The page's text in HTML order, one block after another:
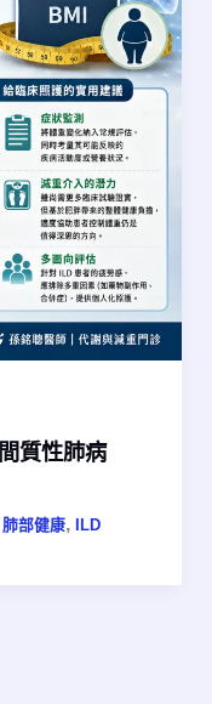
質性肺病
肺部健康, ILD